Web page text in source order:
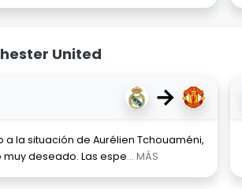
United
→
a la situación de Aurélien Tchouaméni,
deseado. Las espe... MÁS